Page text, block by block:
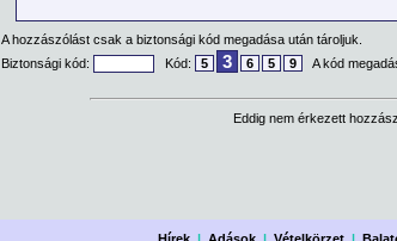
A hozzászólást csak a biztonsági kód megadása után tároljuk.
Biztonsági kód:
Kód: 5 3 6 5 9 A kód
Eddig nem érkezett